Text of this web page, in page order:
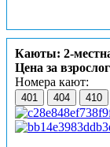
Каюты: 2-
Цена за
Номера кают:
401 404 410